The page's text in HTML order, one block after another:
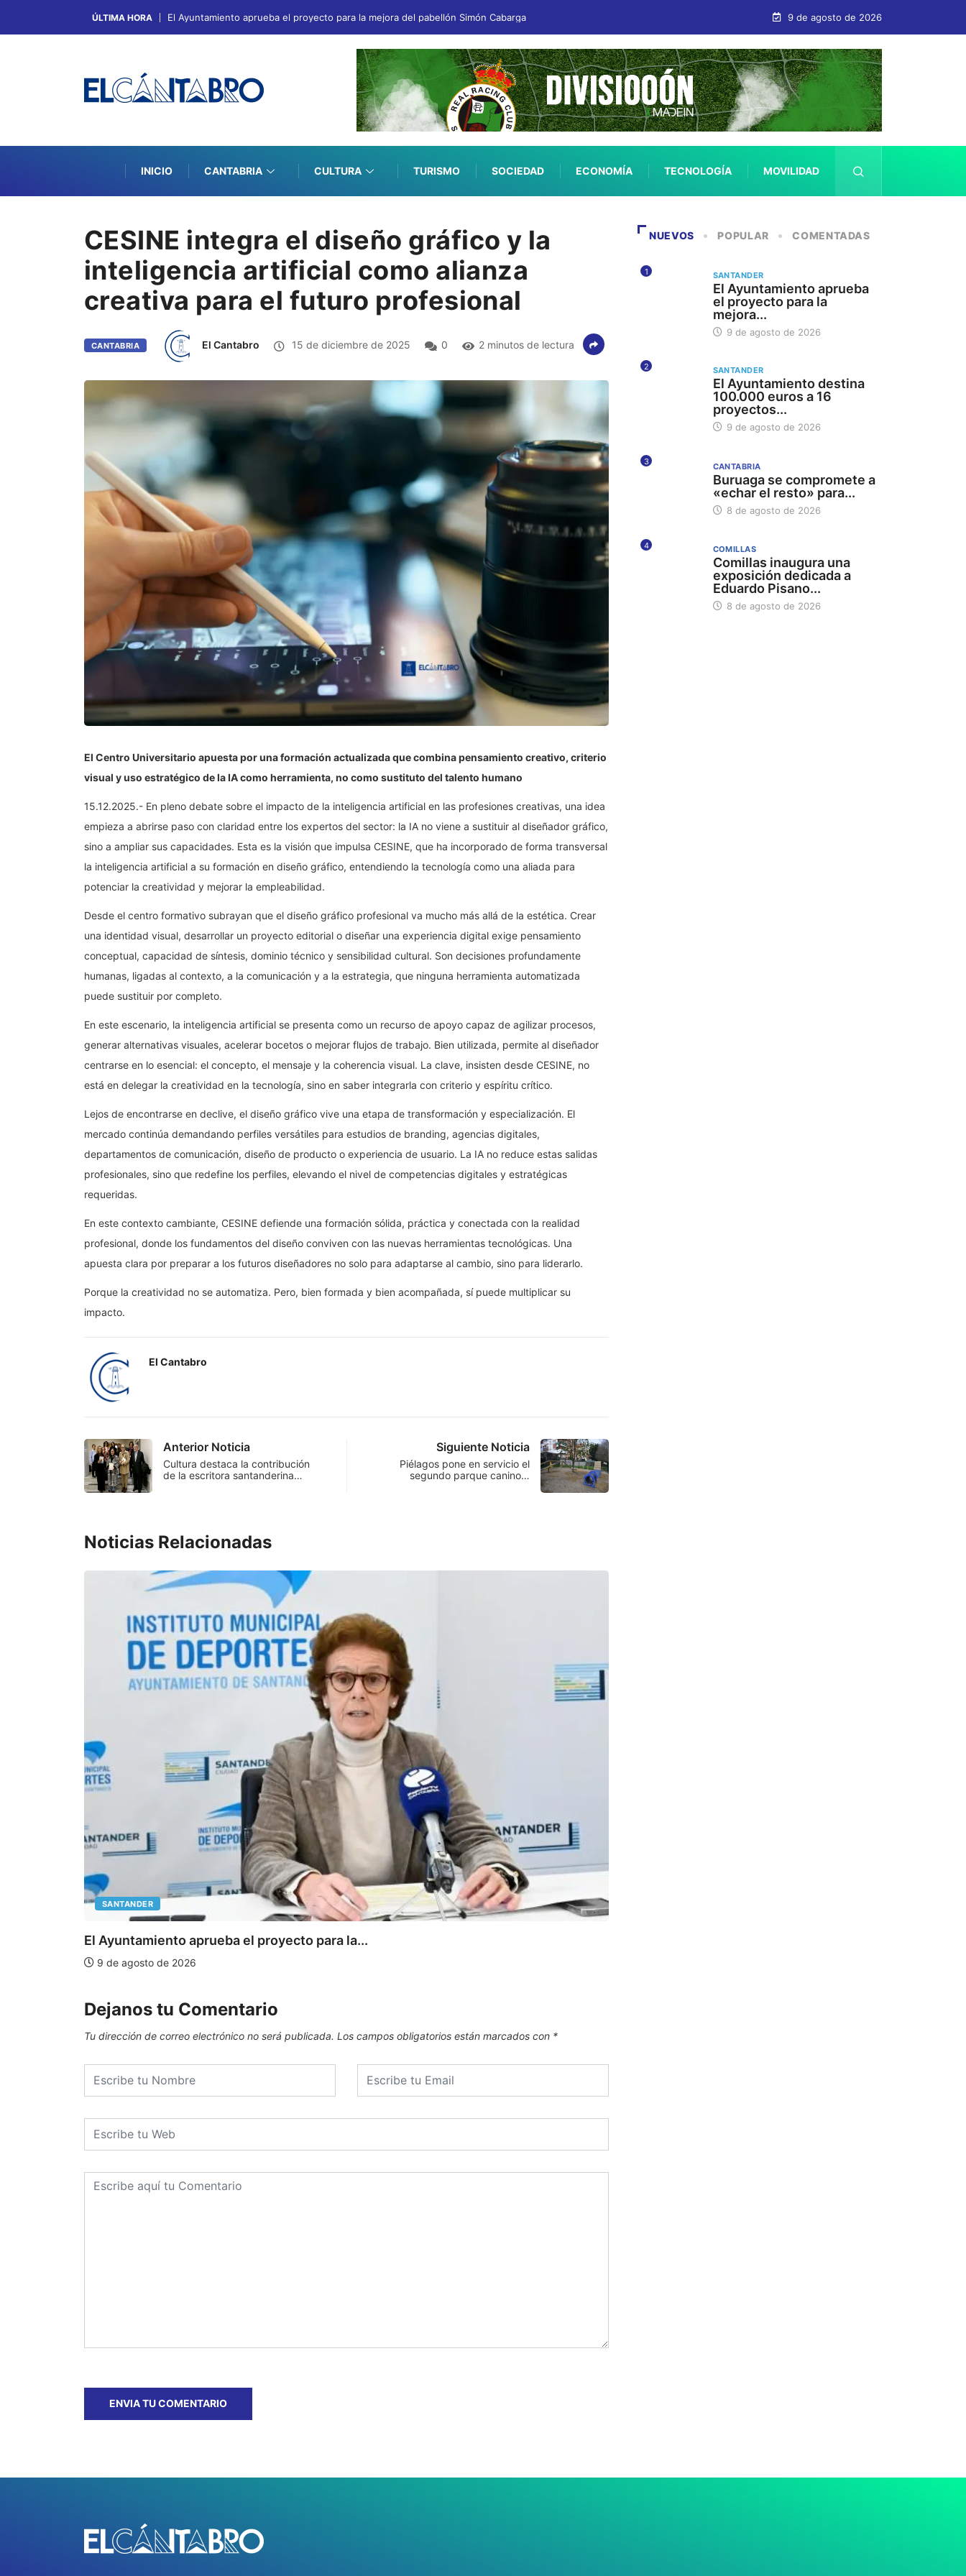
ÚLTIMA HORA El Ayuntamiento aprueba el proyecto para la mejora del pabellón Simón Cabarga 9 de agosto de 2026
INICIO CANTABRIA CULTURA TURISMO SOCIEDAD ECONOMÍA TECNOLOGÍA MOVILIDAD
CESINE integra el diseño gráfico y la
inteligencia artificial como alianza
creativa para el futuro profesional
CANTABRIA El Cantabro 15 de diciembre de 2025 0 2 minutos de lectura
El Centro Universitario apuesta por una formación actualizada que combina pensamiento creativo, criterio
visual y uso estratégico de la IA como herramienta, no como sustituto del talento humano
15.12.2025.- En pleno debate sobre el impacto de la inteligencia artificial en las profesiones creativas, una idea
empieza a abrirse paso con claridad entre los expertos del sector: la IA no viene a sustituir al diseñador gráfico,
sino a ampliar sus capacidades. Esta es la visión que impulsa CESINE, que ha incorporado de forma transversal
la inteligencia artificial a su formación en diseño gráfico, entendiendo la tecnología como una aliada para
potenciar la creatividad y mejorar la empleabilidad.
Desde el centro formativo subrayan que el diseño gráfico profesional va mucho más allá de la estética. Crear
una identidad visual, desarrollar un proyecto editorial o diseñar una experiencia digital exige pensamiento
conceptual, capacidad de síntesis, dominio técnico y sensibilidad cultural. Son decisiones profundamente
humanas, ligadas al contexto, a la comunicación y a la estrategia, que ninguna herramienta automatizada
puede sustituir por completo.
En este escenario, la inteligencia artificial se presenta como un recurso de apoyo capaz de agilizar procesos,
generar alternativas visuales, acelerar bocetos o mejorar flujos de trabajo. Bien utilizada, permite al diseñador
centrarse en lo esencial: el concepto, el mensaje y la coherencia visual. La clave, insisten desde CESINE, no
está en delegar la creatividad en la tecnología, sino en saber integrarla con criterio y espíritu crítico.
Lejos de encontrarse en declive, el diseño gráfico vive una etapa de transformación y especialización. El
mercado continúa demandando perfiles versátiles para estudios de branding, agencias digitales,
departamentos de comunicación, diseño de producto o experiencia de usuario. La IA no reduce estas salidas
profesionales, sino que redefine los perfiles, elevando el nivel de competencias digitales y estratégicas
requeridas.
En este contexto cambiante, CESINE defiende una formación sólida, práctica y conectada con la realidad
profesional, donde los fundamentos del diseño conviven con las nuevas herramientas tecnológicas. Una
apuesta clara por preparar a los futuros diseñadores no solo para adaptarse al cambio, sino para liderarlo.
Porque la creatividad no se automatiza. Pero, bien formada y bien acompañada, sí puede multiplicar su
impacto.
El Cantabro
Anterior Noticia
Cultura destaca la contribución
de la escritora santanderina…
Siguiente Noticia
Piélagos pone en servicio el
segundo parque canino…
Noticias Relacionadas
SANTANDER
El Ayuntamiento aprueba el proyecto para la...
9 de agosto de 2026
Dejanos tu Comentario
Tu dirección de correo electrónico no será publicada. Los campos obligatorios están marcados con *
NUEVOS POPULAR COMENTADAS
1 SANTANDER
El Ayuntamiento aprueba
el proyecto para la
mejora...
9 de agosto de 2026
2 SANTANDER
El Ayuntamiento destina
100.000 euros a 16
proyectos...
9 de agosto de 2026
3 CANTABRIA
Buruaga se compromete a
«echar el resto» para...
8 de agosto de 2026
4 COMILLAS
Comillas inaugura una
exposición dedicada a
Eduardo Pisano...
8 de agosto de 2026